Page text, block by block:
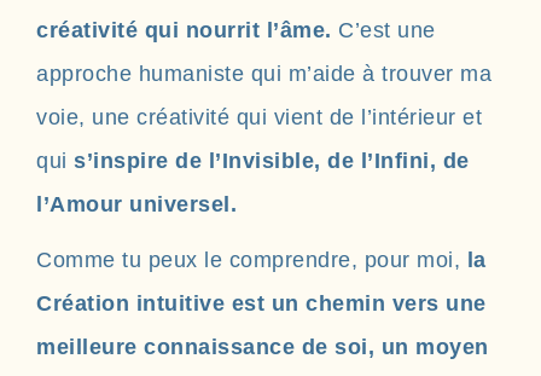
créativité qui nourrit l’âme. C’est une
approche humaniste qui m’aide à trouver ma
voie, une créativité qui vient de l’intérieur et
qui s’inspire de l’Invisible, de l’Infini, de
l’Amour universel.
Comme tu peux le comprendre, pour moi, la
Création intuitive est un chemin vers une
meilleure connaissance de soi, un moyen